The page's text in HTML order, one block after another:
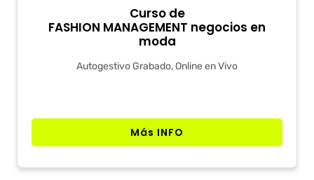
Curso de
FASHION MANAGEMENT negocios en
moda
Autogestivo Grabado, Online en Vivo
Más INFO